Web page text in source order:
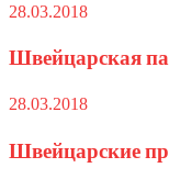
28.03.2018
Швейцарская
28.03.2018
Швейцарские